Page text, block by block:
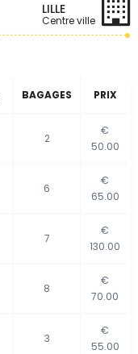
LILLE
Centre ville
BAGAGES PRIX
2
€
50.00
6
€
65.00
7
€
130.00
8
€
70.00
3
€
55.00